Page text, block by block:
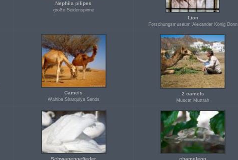
Nephila pilipes
große Seidenspinne
Lion
Forschungsmuseum Alexander König Bonn
Camels
Wahiba Sharquiya Sands
2 camels
Muscat Muttrah
Schwanengefieder chameleon